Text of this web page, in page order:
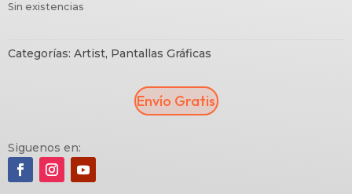
Sin existencias
Categorías: Artist, Pantallas Gráficas
Envío Gratis
Siguenos en: